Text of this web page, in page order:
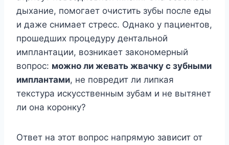
дыхание, помогает очистить зубы после еды
и даже снимает стресс. Однако у пациентов,
прошедших процедуру дентальной
имплантации, возникает закономерный
вопрос: можно ли жевать жвачку с зубными
имплантами, не повредит ли липкая
текстура искусственным зубам и не вытянет
ли она коронку?
Ответ на этот вопрос напрямую зависит от